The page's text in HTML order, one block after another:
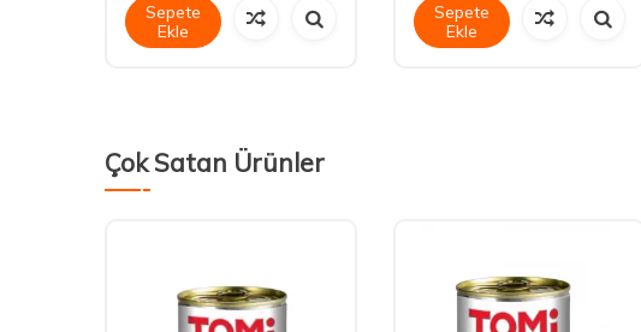
Sepete
Ekle
Sepete
Ekle
Çok Satan Ürünler